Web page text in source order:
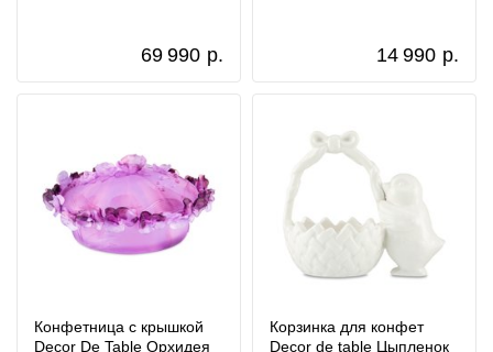
69 990 р. 14 990 р.
Конфетница с крышкой
Decor De Table Орхидея
Корзинка для конфет
Decor de table Цыпленок